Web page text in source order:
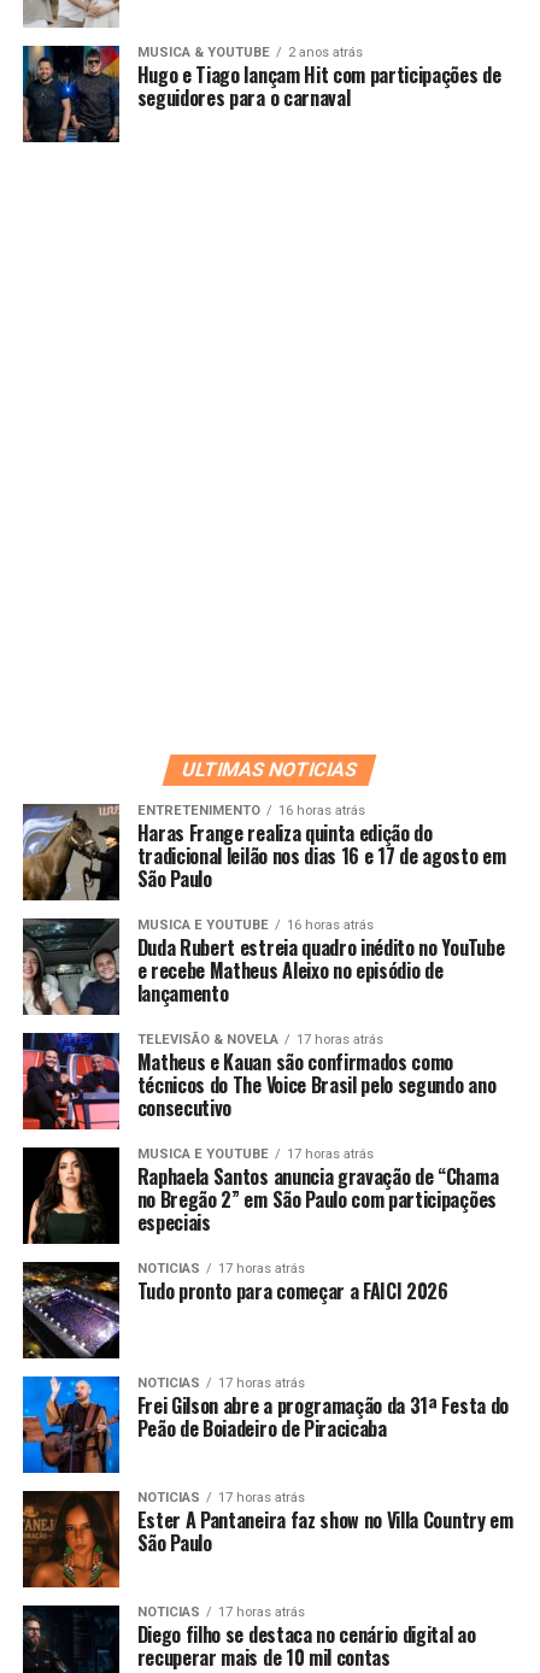
MUSICA & YOUTUBE 2 anos atrás
Hugo e Tiago lançam Hit com participações de
seguidores para o carnaval
ULTIMAS NOTICIAS
ENTRETENIMENTO 16 horas atrás
Haras Frange realiza quinta edição do
tradicional leilão nos dias 16 e 17 de agosto em
São Paulo
MUSICA E YOUTUBE 16 horas atrás
Duda Rubert estreia quadro inédito no YouTube
e recebe Matheus Aleixo no episódio de
lançamento
TELEVISÃO & NOVELA 17 horas atrás
Matheus e Kauan são confirmados como
técnicos do The Voice Brasil pelo segundo ano
consecutivo
MUSICA E YOUTUBE 17 horas atrás
Raphaela Santos anuncia gravação de “Chama
no Bregão 2” em São Paulo com participações
especiais
NOTICIAS 17 horas atrás
Tudo pronto para começar a FAICI 2026
NOTICIAS 17 horas atrás
Frei Gilson abre a programação da 31ª Festa do
Peão de Boiadeiro de Piracicaba
NOTICIAS 17 horas atrás
Ester A Pantaneira faz show no Villa Country em
São Paulo
NOTICIAS 17 horas atrás
Diego filho se destaca no cenário digital ao
recuperar mais de 10 mil contas